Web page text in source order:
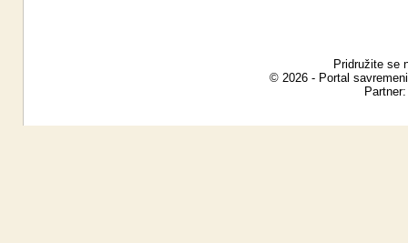
Pridružite se
© 2026 - Portal